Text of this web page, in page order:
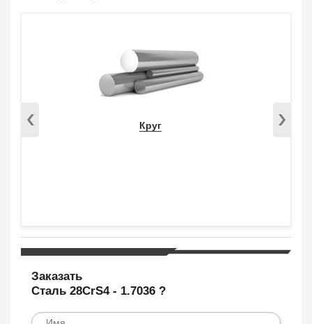
Круг
Заказать
Сталь 28CrS4 - 1.7036 ?